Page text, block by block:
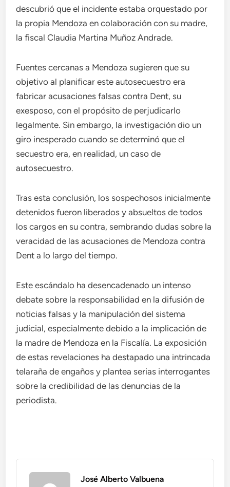
descubrió que el incidente estaba orquestado por
la propia Mendoza en colaboración con su madre,
la fiscal Claudia Martina Muñoz Andrade.
Fuentes cercanas a Mendoza sugieren que su
objetivo al planificar este autosecuestro era
fabricar acusaciones falsas contra Dent, su
exesposo, con el propósito de perjudicarlo
legalmente. Sin embargo, la investigación dio un
giro inesperado cuando se determinó que el
secuestro era, en realidad, un caso de
autosecuestro.
Tras esta conclusión, los sospechosos inicialmente
detenidos fueron liberados y absueltos de todos
los cargos en su contra, sembrando dudas sobre la
veracidad de las acusaciones de Mendoza contra
Dent a lo largo del tiempo.
Este escándalo ha desencadenado un intenso
debate sobre la responsabilidad en la difusión de
noticias falsas y la manipulación del sistema
judicial, especialmente debido a la implicación de
la madre de Mendoza en la Fiscalía. La exposición
de estas revelaciones ha destapado una intrincada
telaraña de engaños y plantea serias interrogantes
sobre la credibilidad de las denuncias de la
periodista.
José Alberto Valbuena